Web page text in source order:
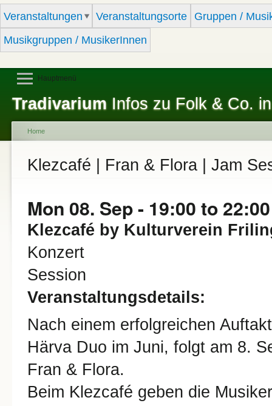
Veranstaltungen Veranstaltungsorte
Gruppen /
Musikgruppen / MusikerInnen
Tradivarium Infos zu Folk & Co.
Hauptmenü
You are here
Home
Klezcafé | Fran & Flora | Jam
Mon 08. Sep - 19:00 to 22:00
Klezcafé by Kulturverein
Konzert
Session
Veranstaltungsdetails:
Nach einem erfolgreichen
Härva Duo im Juni, folgt am 8.
Fran & Flora.
Beim Klezcafé geben die